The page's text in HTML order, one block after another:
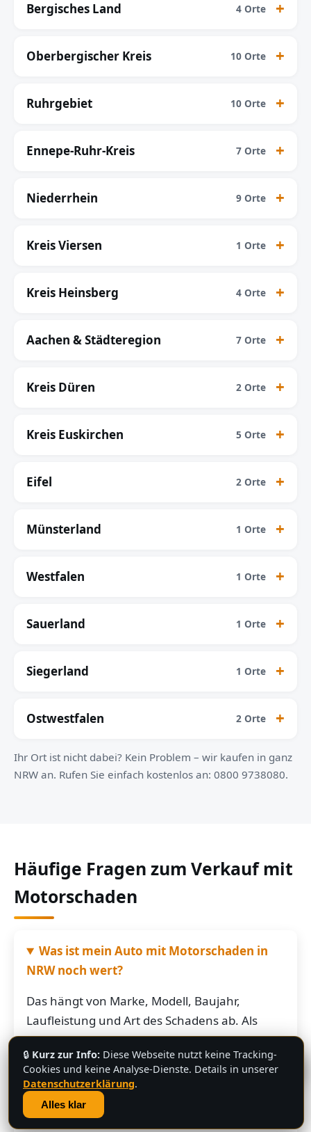
Bergisches Land 4 Orte
Oberbergischer Kreis 10 Orte
Ruhrgebiet 10 Orte
Ennepe-Ruhr-Kreis 7 Orte
Niederrhein 9 Orte
Kreis Viersen 1 Orte
Kreis Heinsberg 4 Orte
Aachen & Städteregion 7 Orte
Kreis Düren 2 Orte
Kreis Euskirchen 5 Orte
Eifel 2 Orte
Münsterland 1 Orte
Westfalen 1 Orte
Sauerland 1 Orte
Siegerland 1 Orte
Ostwestfalen 2 Orte
Ihr Ort ist nicht dabei? Kein Problem – wir kaufen in ganz
NRW an. Rufen Sie einfach kostenlos an: 0800 9738080.
Häufige Fragen zum Verkauf mit
Motorschaden
Was ist mein Auto mit Motorschaden in
NRW noch wert?
Das hängt von Marke, Modell, Baujahr,
Laufleistung und Art des Schadens ab. Als
grobe Richtung: Fahrzeuge mit Motorschaden
bringen je nach Restwert der Karosserie und
der Teile oft noch mehrere hundert bis
mehrere tausend Euro. Schicken Sie uns die
Fahrzeugdaten – Sie bekommen von uns eine
💬
🔒 Kurz zur Info: Diese Webseite nutzt keine Tracking-
Cookies und keine Analyse-Dienste. Details in unserer
Datenschutzerklärung.
Alles klar